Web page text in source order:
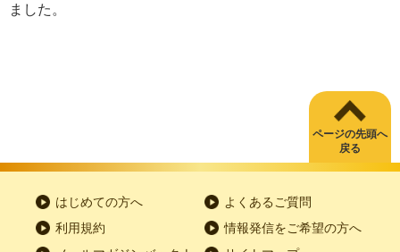
ました。
ページの先頭へ
戻る
はじめての方へ
よくあるご質問
利用規約
情報発信をご希望の方へ